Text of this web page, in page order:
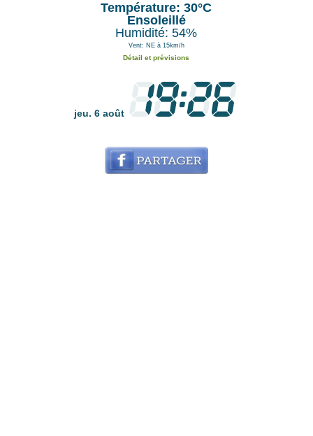
Température: 30°C
Ensoleillé
Humidité: 54%
Vent: NE à 15km/h
Détail et prévisions
jeu. 6 août